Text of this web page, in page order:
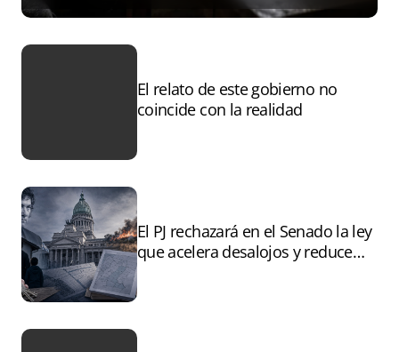
El relato de este gobierno no
coincide con la realidad
El PJ rechazará en el Senado la ley
que acelera desalojos y reduce